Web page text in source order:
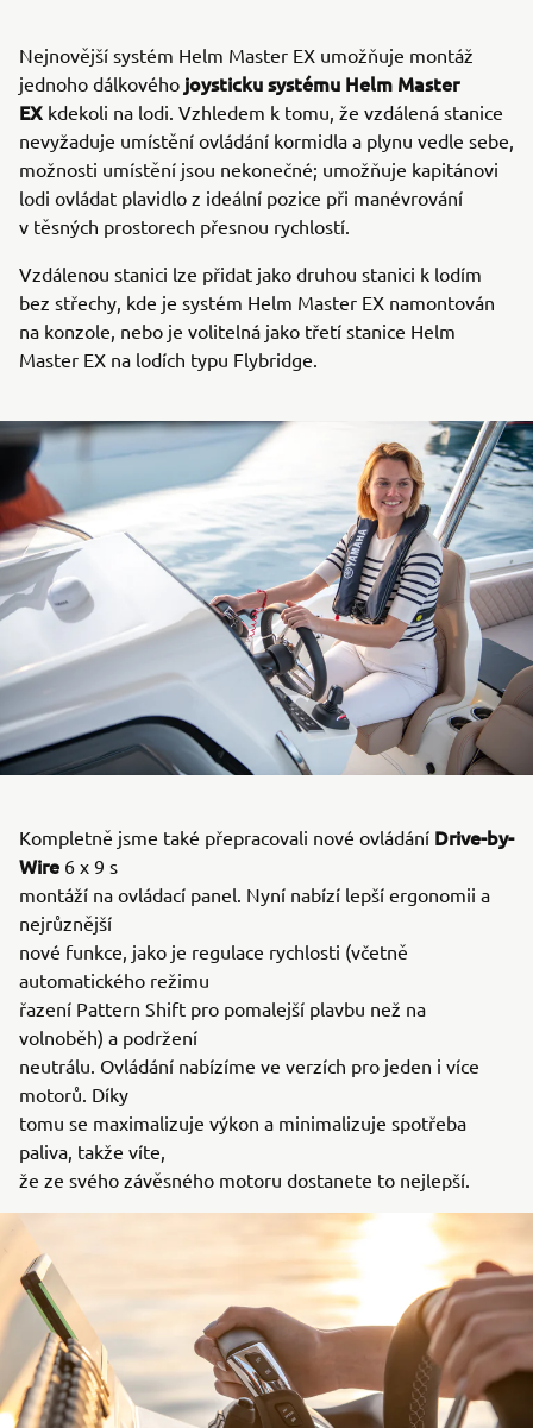
Nejnovější systém Helm Master EX umožňuje montáž
jednoho dálkového joysticku systému Helm Master
EX kdekoli na lodi. Vzhledem k tomu, že vzdálená stanice
nevyžaduje umístění ovládání kormidla a plynu vedle sebe,
možnosti umístění jsou nekonečné; umožňuje kapitánovi
lodi ovládat plavidlo z ideální pozice při manévrování
v těsných prostorech přesnou rychlostí.
Vzdálenou stanici lze přidat jako druhou stanici k lodím
bez střechy, kde je systém Helm Master EX namontován
na konzole, nebo je volitelná jako třetí stanice Helm
Master EX na lodích typu Flybridge.
Kompletně jsme také přepracovali nové ovládání Drive-by-
Wire 6 x 9 s
montáží na ovládací panel. Nyní nabízí lepší ergonomii a
nejrůznější
nové funkce, jako je regulace rychlosti (včetně
automatického režimu
řazení Pattern Shift pro pomalejší plavbu než na
volnoběh) a podržení
neutrálu. Ovládání nabízíme ve verzích pro jeden i více
motorů. Díky
tomu se maximalizuje výkon a minimalizuje spotřeba
paliva, takže víte,
že ze svého závěsného motoru dostanete to nejlepší.